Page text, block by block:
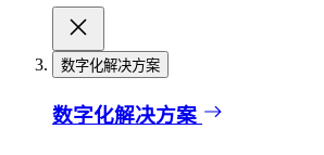
数字化解决方案
数字化解决方案